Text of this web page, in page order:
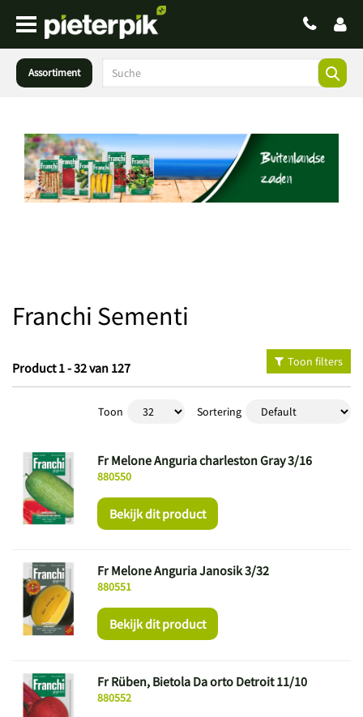
Assortiment
Franchi Sementi
Product 1 - 32 van 127
Toon Sortering
Toon filters
880550
Fr Melone Anguria charleston Gray 3/16
Bekijk dit product
880551
Fr Melone Anguria Janosik 3/32
Bekijk dit product
880552
Fr Rüben, Bietola Da orto Detroit 11/10